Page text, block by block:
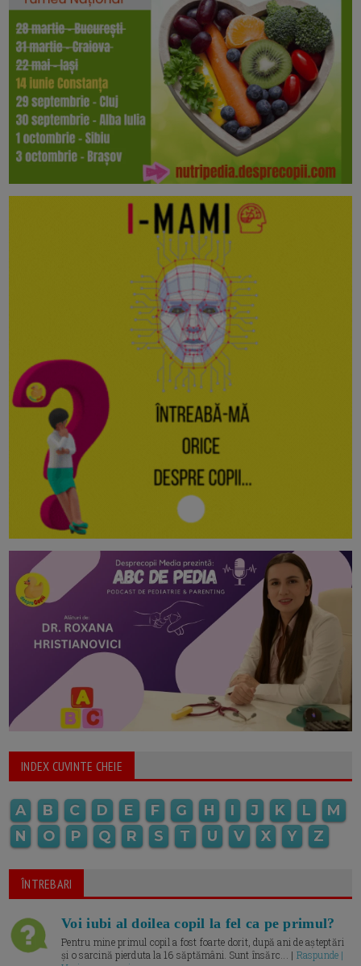
INDEX CUVINTE CHEIE
A B C D E F G H I J K L
M
N
O P Q R S T U V X Y Z
ÎNTREBARI
Voi iubi al doilea copil la fel ca pe primul?
Pentru mine primul copil a fost foarte dorit, după ani de așteptări
și o sarcină pierduta la 16 săptămâni. Sunt însărc... | Raspunde |